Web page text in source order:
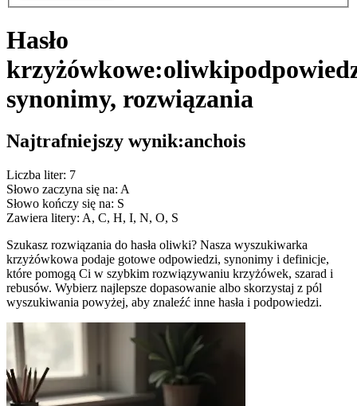
Hasło
krzyżówkowe:oliwki
synonimy, rozwiązania
Najtrafniejszy wynik:anchois
Liczba liter: 7
Słowo zaczyna się na: A
Słowo kończy się na: S
Zawiera litery: A, C, H, I, N, O, S
Szukasz rozwiązania do hasła oliwki? Nasza wyszukiwarka
krzyżówkowa podaje gotowe odpowiedzi, synonimy i definicje,
które pomogą Ci w szybkim rozwiązywaniu krzyżówek, szarad i
rebusów. Wybierz najlepsze dopasowanie albo skorzystaj z pól
wyszukiwania powyżej, aby znaleźć inne hasła i podpowiedzi.